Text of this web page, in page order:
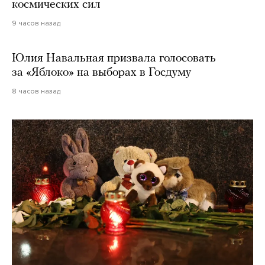
космических сил
9 часов назад
Юлия Навальная призвала голосовать
за «Яблоко» на выборах в Госдуму
8 часов назад